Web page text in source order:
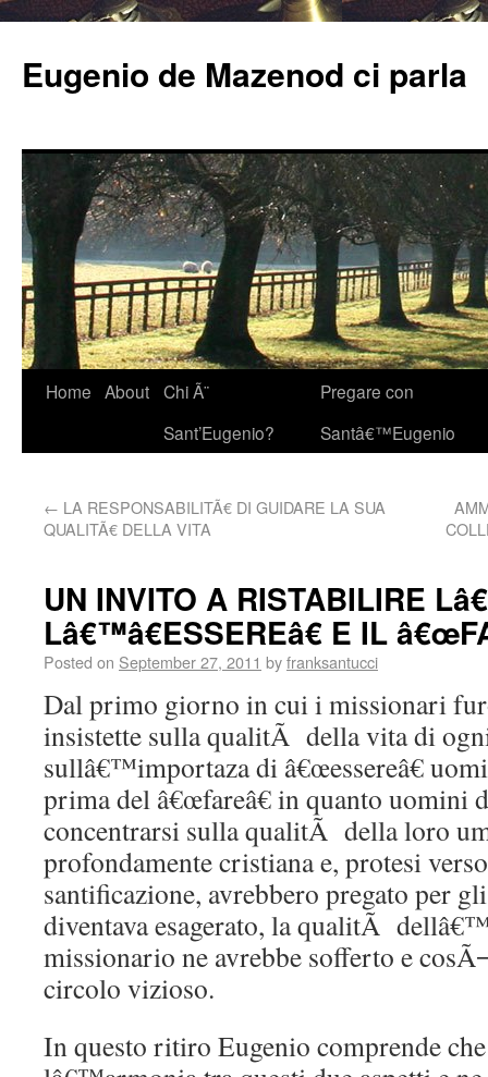
Eugenio de Mazenod ci parla
Home About Chi Ã¨
Sant’Eugenio?
Pregare con
Santâ€™Eugenio
← LA RESPONSABILITÃ€ DI GUIDARE LA SUA
QUALITÃ€ DELLA VITA
UN INVITO A RISTABILIRE
Lâ€™â€ESSEREâ€ E IL
Posted on September 27, 2011 byfranksantucci
Dal primo giorno in cui i missionari
insistette sulla qualitÃ della vita di
sullâ€™importaza di â€œessereâ€
prima del â€œfareâ€ in quanto uomini
concentrarsi sulla qualitÃ della loro
profondamente cristiana e, protesi
santificazione, avrebbero pregato per
diventava esagerato, la qualitÃ
missionario ne avrebbe sofferto e
circolo vizioso.
In questo ritiro Eugenio comprende